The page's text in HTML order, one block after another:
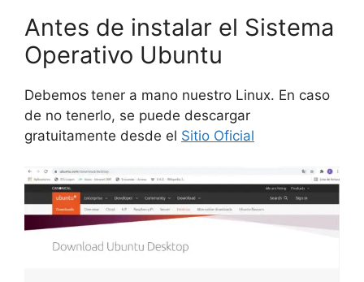
Antes de instalar el Sistema
Operativo Ubuntu
Debemos tener a mano nuestro Linux. En caso
de no tenerlo, se puede descargar
gratuitamente desde el Sitio Oficial